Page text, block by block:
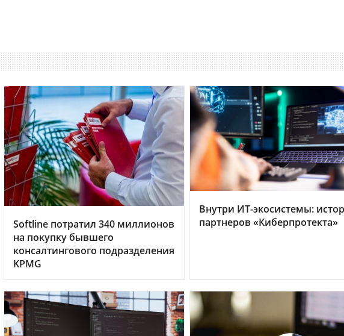
Softline потратил 340 миллионов
на покупку бывшего
консалтингового подразделения
KPMG
Внутри ИТ-экосистемы:
партнеров «Киберпротекта»